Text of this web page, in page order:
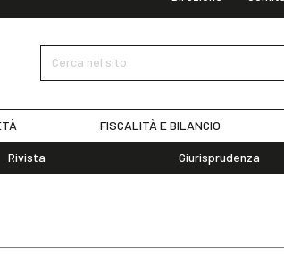
bancari SCOPRI I DETTAGLI
Cerca nel sito
FISCALITÀ E BILANCIO
Rivista Giurisprudenza